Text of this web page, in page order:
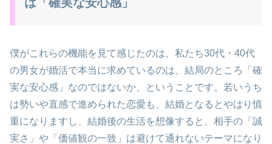
僕がこれらの機能を見て感じたのは、私たち30代・40代
の男女が婚活で本当に求めているのは、結局のところ「確
実な安心感」なのではないか、ということです。若いうち
は勢いや直感で進められた恋愛も、結婚となるとやはり慎
重になりますし、結婚後の生活を想像すると、相手の「誠
実さ」や「価値観の一致」は避けて通れないテーマになり